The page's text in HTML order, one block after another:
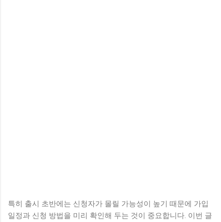
특히 출시 초반에는 신청자가 몰릴 가능성이 높기 때문에 가입
일정과 신청 방법을 미리 확인해 두는 것이 중요합니다. 이번 글